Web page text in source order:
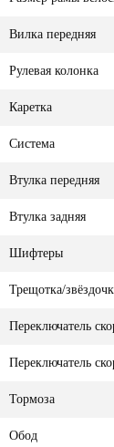
Вилка передняя
Рулевая колонка
Каретка
Система
Втулка передняя
Втулка задняя
Шифтеры
Трещотка/
Переключатель
Переключатель
Тормоза
Обод